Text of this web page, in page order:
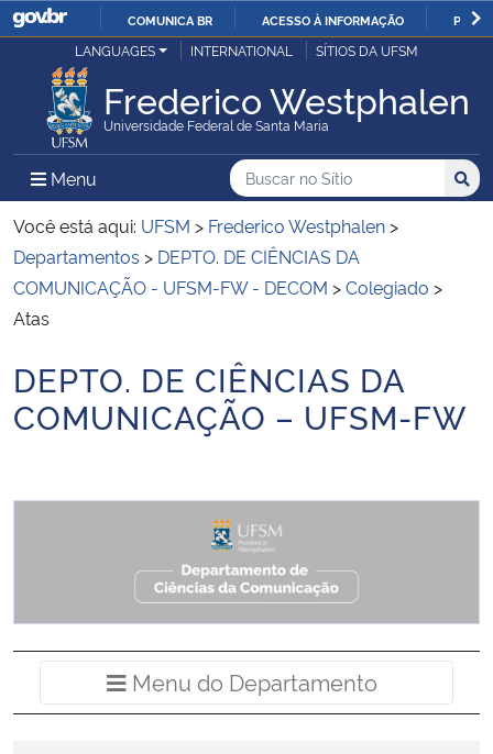
IR
O
COMUNICA BR ACESSO À INFORMAÇÃO
Ministério da Justiça e Segurança Pública
Ministério da Defesa
Ministério das Relações Exteriores
Ministério da Economia
Ministério da Agricultura, Pecuária e Abastecimento
Ministério de Minas e Energia
Ministério da Ciência, Tecnologia, Inovações e Comunicações
LANGUAGES INTERNATIONAL SÍTIOS DA UFSM
Frederico Westphalen
Universidade Federal de Santa Maria
Menu Menu Principal do Sítio
Busca
Buscar no no Sítio
Busca:
Você está aqui: UFSM > Frederico Westphalen >
Departamentos > DEPTO. DE CIÊNCIAS DA
COMUNICAÇÃO - UFSM-FW - DECOM >Colegiado >
Atas
Início do conteúdo
DEPTO. DE CIÊNCIAS DA
COMUNICAÇÃO – UFSM-FW
Menu do Departamento